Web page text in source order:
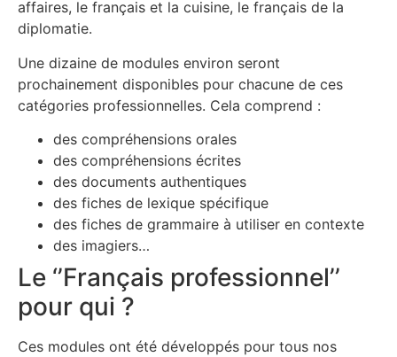
affaires, le français et la cuisine, le français de la
diplomatie.
Une dizaine de modules environ seront
prochainement disponibles pour chacune de ces
catégories professionnelles. Cela comprend :
des compréhensions orales
des compréhensions écrites
des documents authentiques
des fiches de lexique spécifique
des fiches de grammaire à utiliser en contexte
des imagiers…
Le ‘’Français professionnel’’
pour qui ?
Ces modules ont été développés pour tous nos